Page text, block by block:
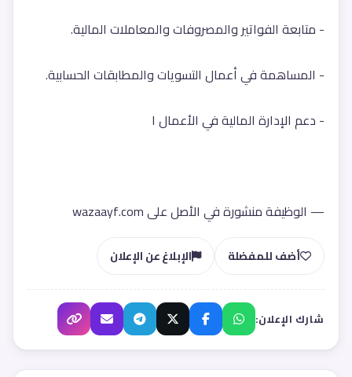
- متابعة الفواتير والمصروفات والمعاملات المالية.
- المساهمة في أعمال التسويات والمطابقات الحسابية.
- دعم الإدارة المالية في الأعمال ا
— الوظيفة منشورة في الأصل على wazaayf.com
أضف للمفضلة الإبلاغ عن الإعلان
شارك الإعلان: